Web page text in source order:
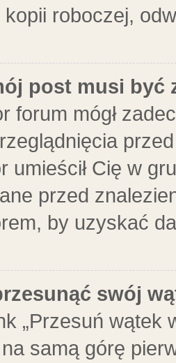
roboczej,
post musi być
forum mógł
umieścił Cię w
przed
by uzyskać
swój
„Przesuń wątek
samą górę